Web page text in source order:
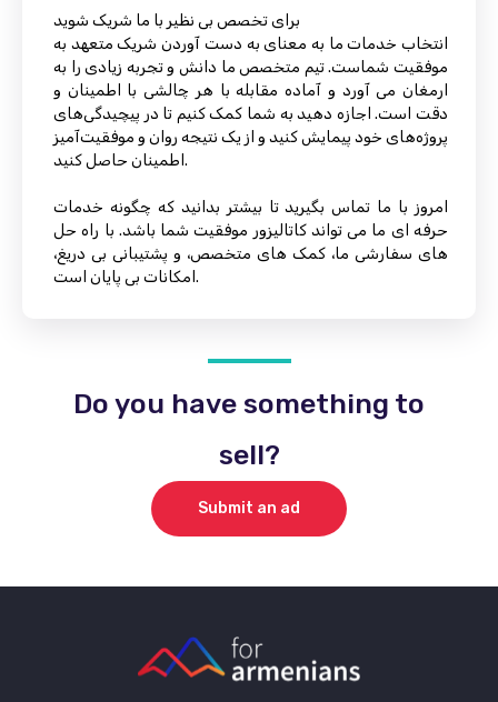
برای تخصص بی نظیر با ما شریک شوید
انتخاب خدمات ما به معنای به دست آوردن شریک متعهد به
موفقیت شماست. تیم متخصص ما دانش و تجربه زیادی را به
ارمغان می آورد و آماده مقابله با هر چالشی با اطمینان و
دقت است. اجازه دهید به شما کمک کنیم تا در پیچیدگی‌های
پروژه‌های خود پیمایش کنید و از یک نتیجه روان و موفقیت‌آمیز
اطمینان حاصل کنید.
امروز با ما تماس بگیرید تا بیشتر بدانید که چگونه خدمات
حرفه ای ما می تواند کاتالیزور موفقیت شما باشد. با راه حل
های سفارشی ما، کمک های متخصص، و پشتیبانی بی دریغ،
امکانات بی پایان است.
Do you have something to
sell?
Submit an ad